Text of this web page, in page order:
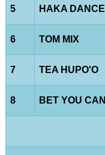
5 HAKA DANCE
6 TOM MIX
7 TEA HUPO'O
8 BET YOU CAN